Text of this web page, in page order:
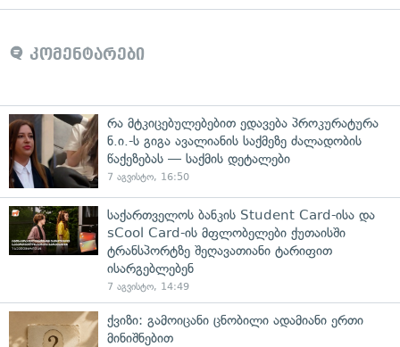
კომენტარები
რა მტკიცებულებებით ედავება პროკურატურა
ნ.ი.-ს გიგა ავალიანის საქმეზე ძალადობის
წაქეზებას — საქმის დეტალები
7 აგვისტო, 16:50
საქართველოს ბანკის Student Card-ისა და
sCool Card-ის მფლობელები ქუთაისში
ტრანსპორტზე შეღავათიანი ტარიფით
ისარგებლებენ
7 აგვისტო, 14:49
ქვიზი: გამოიცანი ცნობილი ადამიანი ერთი
მინიშნებით